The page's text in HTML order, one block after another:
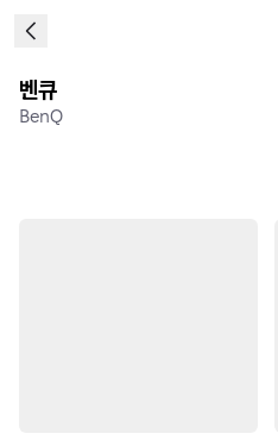
벤큐
BenQ